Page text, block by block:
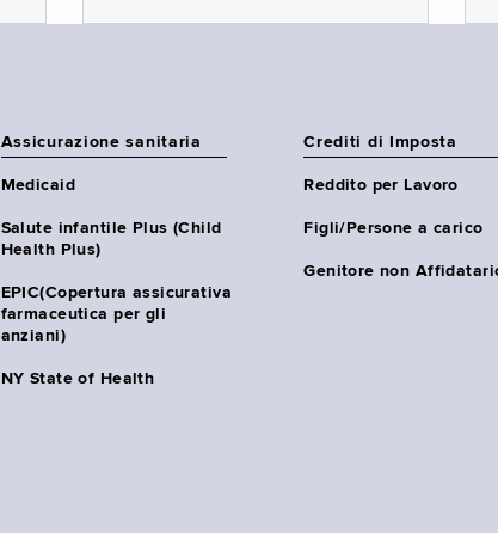
Assicurazione sanitaria
Medicaid
Salute infantile Plus (Child
Health Plus)
EPIC(Copertura assicurativa
farmaceutica per gli
anziani)
NY State of Health
Crediti di Imposta
Reddito per Lavoro
Figli/Persone a carico
Genitore non